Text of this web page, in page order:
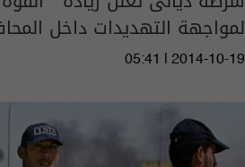
لمواجهة التهديدات داخل
05:41 | 2014-10-19